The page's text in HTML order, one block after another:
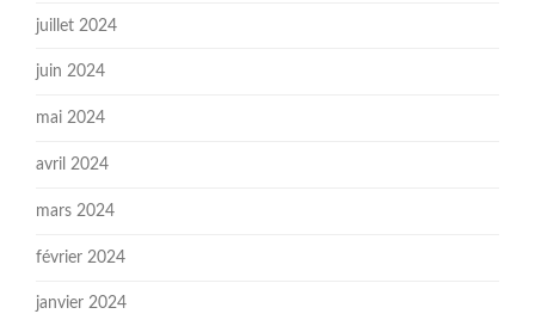
juillet 2024
juin 2024
mai 2024
avril 2024
mars 2024
février 2024
janvier 2024